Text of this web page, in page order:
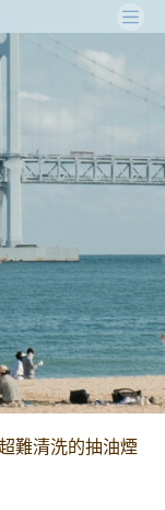
難清洗的抽油煙